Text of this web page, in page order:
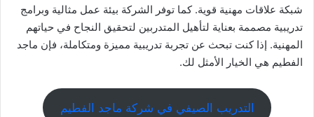
شبكة علاقات مهنية قوية. كما توفر الشركة بيئة عمل مثالية وبرامج
تدريبية مصممة بعناية لتأهيل المتدربين لتحقيق النجاح في حياتهم
المهنية. إذا كنت تبحث عن تجربة تدريبية مميزة ومتكاملة، فإن ماجد
الفطيم هي الخيار الأمثل لك.
التدريب الصيفي في شركة ماجد الفطيم